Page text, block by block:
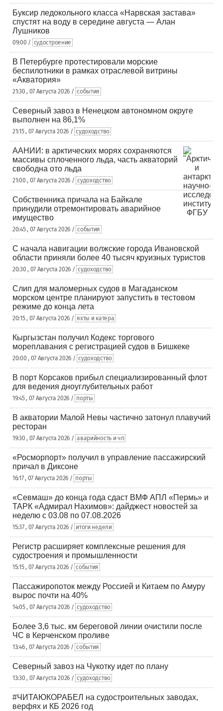
Буксир ледокольного класса «Нарвская застава»
спустят на воду в середине августа — Алан
Лушников
09:00 / судостроение
В Петербурге протестировали морские
беспилотники в рамках отраслевой витрины
«Акватория»
21:30 , 07 Августа 2026 / события
Северный завоз в Ненецком автономном округе
выполнен на 86,1%
21:15 , 07 Августа 2026 / судоходство
ААНИИ: в арктических морях сохраняются
массивы сплоченного льда, часть акваторий
свободна ото льда
21:00 , 07 Августа 2026 / судоходство
Собственника причала на Байкале
принудили отремонтировать аварийное
имущество
20:45 , 07 Августа 2026 / события
С начала навигации волжские города Ивановской
области приняли более 40 тысяч круизных туристов
20:30 , 07 Августа 2026 / судоходство
Слип для маломерных судов в Магаданском
морском центре планируют запустить в тестовом
режиме до конца лета
20:15 , 07 Августа 2026 / яхты и катера
Кыргызстан получил Кодекс торгового
мореплавания с регистрацией судов в Бишкеке
20:00 , 07 Августа 2026 / судоходство
В порт Корсаков прибыл специализированный флот
для ведения дноуглубительных работ
19:45 , 07 Августа 2026 / порты
В акватории Малой Невы частично затонул плавучий
ресторан
19:30 , 07 Августа 2026 / аварийность и чп
«Росморпорт» получил в управление пассажирский
причал в Диксоне
16:17 , 07 Августа 2026 / порты
«Севмаш» до конца года сдаст ВМФ АПЛ «Пермь» и
ТАРК «Адмирал Нахимов»: дайджест новостей за
неделю с 03.08 по 07.08.2026
15:37 , 07 Августа 2026 / итоги недели
Регистр расширяет комплексные решения для
судостроения и промышленности
15:15 , 07 Августа 2026 / события
Пассажиропоток между Россией и Китаем по Амуру
вырос почти на 40%
14:05 , 07 Августа 2026 / судоходство
Более 3,6 тыс. км береговой линии очистили после
ЧС в Керченском проливе
13:46 , 07 Августа 2026 / события
Северный завоз на Чукотку идет по плану
13:30 , 07 Августа 2026 / судоходство
#ЧИТАЮКОРАБЕЛ на судостроительных заводах,
верфях и КБ 2026 год